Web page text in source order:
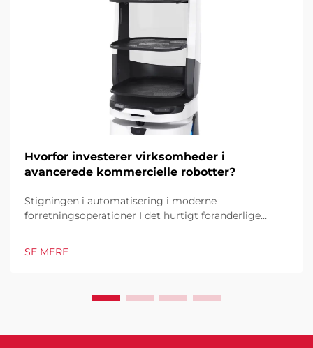
Hvorfor investerer virksomheder i
avancerede kommercielle robotter?
Stigningen i automatisering i moderne
forretningsoperationer I det hurtigt foranderlige
excellence. Disse sofistikerede maskiner
SE MERE